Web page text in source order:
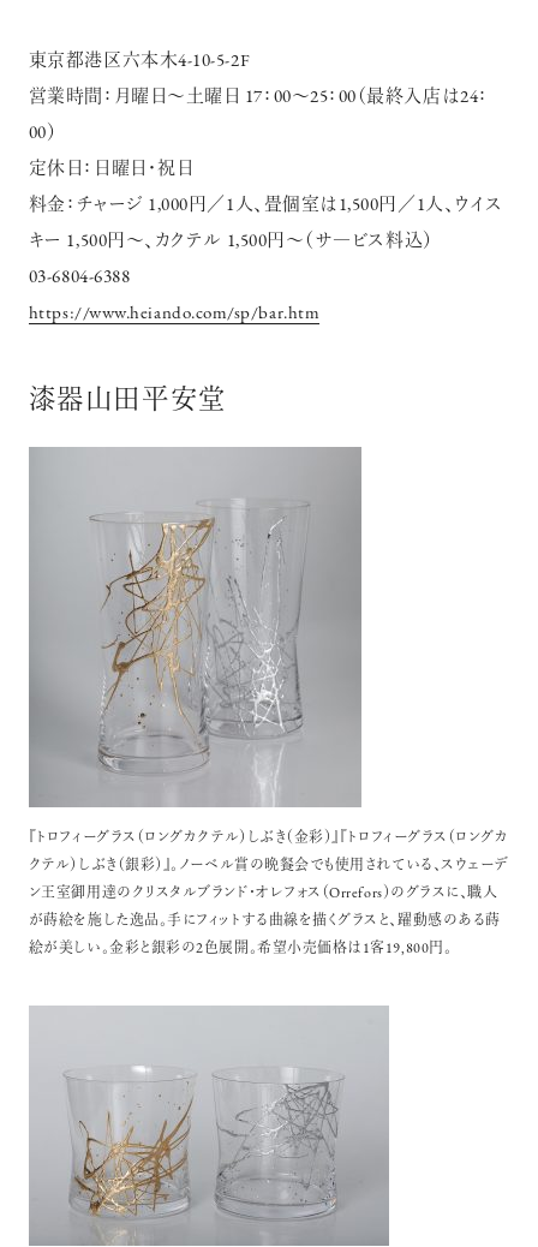
東京都港区六本木4-10-5-2F
営業時間：月曜日～土曜日 17：00～25：00（最終入店は24：
00）
定休日：日曜日・祝日
料金：チャージ 1,000円／1人、畳個室は1,500円／1人、ウイス
キー 1,500円～、カクテル 1,500円～（サ―ビス料込）
03-6804-6388
https://www.heiando.com/sp/bar.htm
漆器山田平安堂
『トロフィーグラス（ロングカクテル）しぶき（金彩）』『トロフィーグラス（ロングカ
クテル）しぶき（銀彩）』。ノーベル賞の晩餐会でも使用されている、スウェーデ
ン王室御用達のクリスタルブランド・オレフォス（Orrefors）のグラスに、職人
が蒔絵を施した逸品。手にフィットする曲線を描くグラスと、躍動感のある蒔
絵が美しい。金彩と銀彩の2色展開。希望小売価格は1客19,800円。